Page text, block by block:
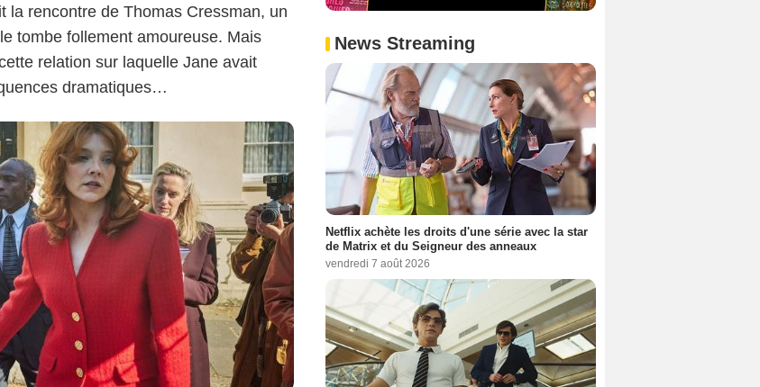
la rencontre de Thomas Cressman, un
tombe follement amoureuse. Mais
relation sur laquelle Jane avait
dramatiques…
News Streaming
Netflix achète les droits d'une série avec la star
de Matrix et du Seigneur des anneaux
vendredi 7 août 2026